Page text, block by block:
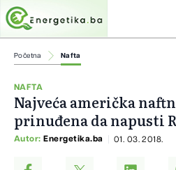
Početna Nafta
NAFTA
Najveća američka
prinuđena da napusti
Autor: Energetika.ba 01. 03. 2018.